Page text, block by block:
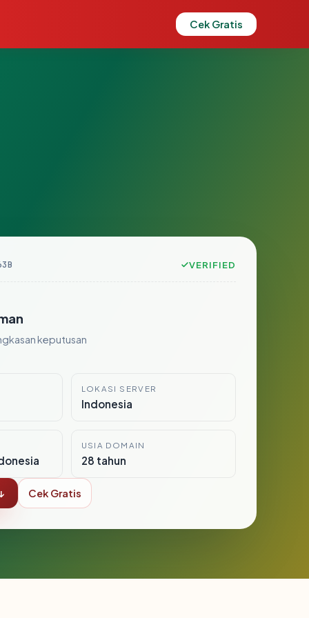
Cek Gratis
VERIFIED
keputusan
LOKASI SERVER
Indonesia
USIA DOMAIN
28 tahun
Cek Gratis